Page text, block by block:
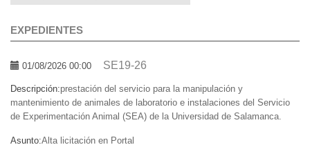
EXPEDIENTES
01/08/2026 00:00 SE19-26
Descripción:prestación del servicio para la manipulación y
mantenimiento de animales de laboratorio e instalaciones del Servicio
de Experimentación Animal (SEA) de la Universidad de Salamanca.
Asunto:Alta licitación en Portal